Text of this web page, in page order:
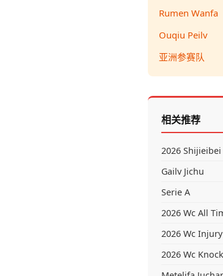
Rumen Wanfa
Ouqiu Peilv
亚洲参赛队
相关推荐
2026
Gailv Jichu
Serie A
2026 Wc All
2026 Wc
2026 Wc